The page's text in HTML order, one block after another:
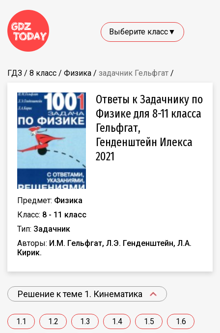
Выберите класс▼
ГДЗ / 8 класс / Физика / задачник Гельфгат /
Ответы к Задачнику по
Физике для 8-11 класса
Гельфгат,
Генденштейн Илекса
2021
Предмет: Физика
Класс: 8 - 11 класс
Тип: Задачник
Авторы: И.М. Гельфгат, Л.Э. Генденштейн, Л.А.
Кирик.
Решение к теме 1. Кинематика
1.1 1.2 1.3 1.4 1.5 1.6